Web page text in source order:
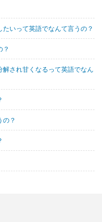
いって英語でなんて言うの？
？
され甘くなるって英語でなん
の？